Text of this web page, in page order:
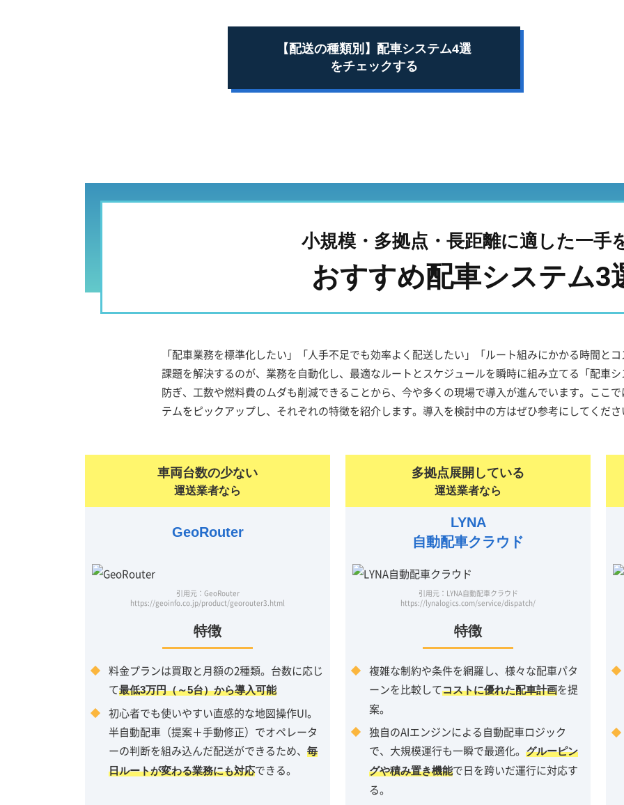
【配送の種類別】配車システム4選
をチェックする
小規模・多拠点・長距離に適した一手
おすすめ配車システム3
「配車業務を標準化したい」「人手不足でも効率よく配送したい」「ルート組みにかかる時間
課題を解決するのが、業務を自動化し、最適なルートとスケジュールを瞬時に組み立てる「配車
防ぎ、工数や燃料費のムダも削減できることから、今や多くの現場で導入が進んでいます。ここ
テムをピックアップし、それぞれの特徴を紹介します。導入を検討中の方はぜひ参考にしてくださ
車両台数の少ない
運送業者なら
GeoRouter
引用元：GeoRouter
https://geoinfo.co.jp/product/georouter3.html
特徴
料金プランは買取と月額の2種類。台数に応じ
て最低3万円（～5台）から導入可能
初心者でも使いやすい直感的な地図操作UI。
半自動配車（提案＋手動修正）でオペレータ
ーの判断を組み込んだ配送ができるため、
毎
日ルートが変わる業務にも対応できる。
多拠点展開している
運送業者なら
LYNA
自動配車クラウド
引用元：LYNA自動配車クラウド
https://lynalogics.com/service/dispatch/
特徴
複雑な制約や条件を網羅し、様々な配車パタ
ーンを比較してコストに優れた配車計画を提
案。
独自のAIエンジンによる自動配車ロジック
で、大規模運行も一瞬で最適化。 グルーピン
グや積み置き機能で日を跨いだ運行に対応す
る。